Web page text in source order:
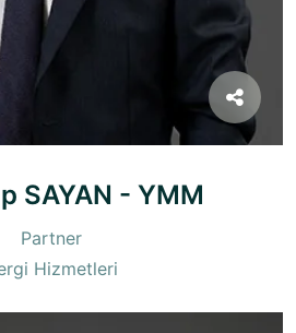
SAYAN - YMM
Partner
Hizmetleri